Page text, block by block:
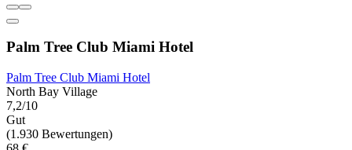
Palm Tree Club Miami Hotel
Palm Tree Club Miami Hotel
North Bay Village
7,2/10
Gut
(1.930 Bewertungen)